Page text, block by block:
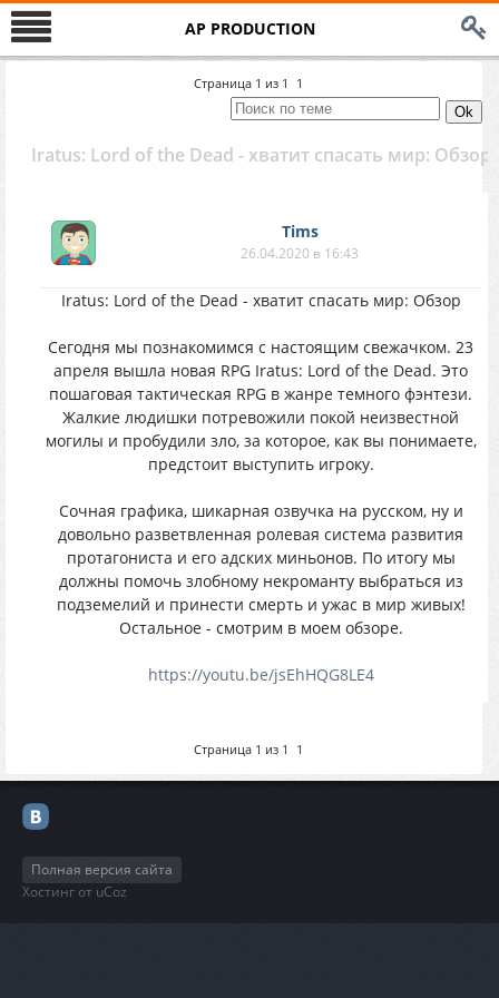
AP PRODUCTION
Страница 1 из 1 1
Iratus: Lord of the Dead - хватит спасать мир: Обзор
Tims
26.04.2020 в 16:43
Iratus: Lord of the Dead - хватит спасать мир: Обзор
Сегодня мы познакомимся с настоящим свежачком. 23
апреля вышла новая RPG Iratus: Lord of the Dead. Это
пошаговая тактическая RPG в жанре темного фэнтези.
Жалкие людишки потревожили покой неизвестной
могилы и пробудили зло, за которое, как вы понимаете,
предстоит выступить игроку.
Сочная графика, шикарная озвучка на русском, ну и
довольно разветвленная ролевая система развития
протагониста и его адских миньонов. По итогу мы
должны помочь злобному некроманту выбраться из
подземелий и принести смерть и ужас в мир живых!
Остальное - смотрим в моем обзоре.
https://youtu.be/jsEhHQG8LE4
Страница 1 из 1 1
Полная версия сайта
Хостинг от uCoz